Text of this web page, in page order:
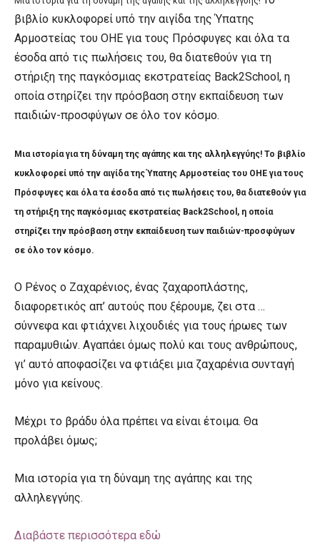
βιβλίο κυκλοφορεί υπό την αιγίδα της Ύπατης
Αρμοστείας του ΟΗΕ για τους Πρόσφυγες και όλα τα
έσοδα από τις πωλήσεις του, θα διατεθούν για τη
στήριξη της παγκόσμιας εκστρατείας Back2School, η
οποία στηρίζει την πρόσβαση στην εκπαίδευση των
παιδιών-προσφύγων σε όλο τον κόσμο.
Μια ιστορία για τη δύναμη της αγάπης και της αλληλεγγύης! Το βιβλίο
κυκλοφορεί υπό την αιγίδα της Ύπατης Αρμοστείας του ΟΗΕ για τους
Πρόσφυγες και όλατα έσοδα από τις πωλήσεις του, θα διατεθούν για
τη στήριξη της παγκόσμιας εκστρατείας Back2School, η οποία
στηρίζει την πρόσβαση στην εκπαίδευση των παιδιών-προσφύγων
σε όλο τον κόσμο.
Ο Ρένος ο Ζαχαρένιος, ένας ζαχαροπλάστης,
διαφορετικός απ’ αυτούς που ξέρουμε, ζει στα …
σύννεφα και φτιάχνει λιχουδιές για τους ήρωες των
παραμυθιών. Αγαπάει όμως πολύ και τους ανθρώπους,
γι’ αυτό αποφασίζει να φτιάξει μια ζαχαρένια συνταγή
μόνο για κείνους.
Μέχρι το βράδυ όλα πρέπει να είναι έτοιμα. Θα
προλάβει όμως;
Μια ιστορία για τη δύναμη της αγάπης και της
αλληλεγγύης.
Διαβάστε περισσότερα εδώ